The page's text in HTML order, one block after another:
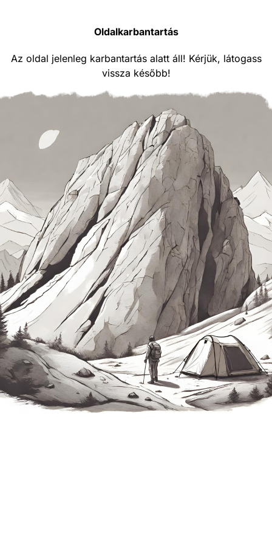
Oldalkarbantartás
Az oldal jelenleg karbantartás alatt áll! Kérjük, látogass
vissza később!